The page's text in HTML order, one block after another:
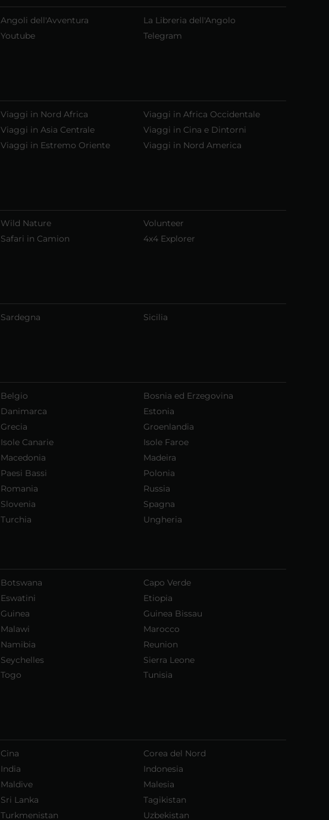
Angoli dell'Avventura
La Libreria dell'Angolo
Youtube
Telegram
Viaggi in Nord Africa
Viaggi in Africa Occidentale
Viaggi in Asia Centrale
Viaggi in Cina e Dintorni
Viaggi in Estremo Oriente
Viaggi in Nord America
Wild Nature
Volunteer
Safari in Camion
4x4 Explorer
Sardegna
Sicilia
Belgio
Bosnia ed Erzegovina
Danimarca
Estonia
Grecia
Groenlandia
Isole Canarie
Isole Faroe
Macedonia
Madeira
Paesi Bassi
Polonia
Romania
Russia
Slovenia
Spagna
Turchia Ungheria
Botswana
Capo Verde
Eswatini
Etiopia
Guinea
Guinea Bissau
Malawi
Marocco
Namibia
Reunion
Seychelles
Sierra Leone
Togo
Tunisia
Cina
Corea del Nord
India
Indonesia
Maldive
Malesia
Sri Lanka
Tagikistan
Turkmenistan Uzbekistan